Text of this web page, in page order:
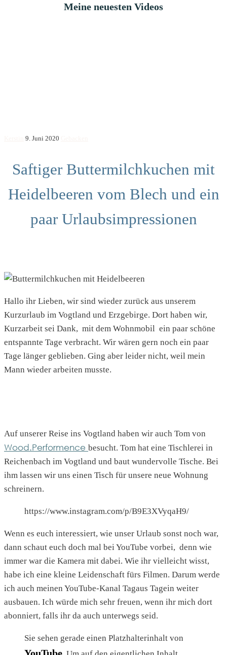
Meine neuesten Videos
9. Juni 2020
Saftiger Buttermilchkuchen mit
Heidelbeeren vom Blech und ein
paar Urlaubsimpressionen
Hallo ihr Lieben, wir sind wieder zurück aus unserem
Kurzurlaub im Vogtland und Erzgebirge. Dort haben wir,
Kurzarbeit sei Dank, mit dem Wohnmobil ein paar schöne
entspannte Tage verbracht. Wir wären gern noch ein paar
Tage länger geblieben. Ging aber leider nicht, weil mein
Mann wieder arbeiten musste.
Auf unserer Reise ins Vogtland haben wir auch Tom von
Wood.Performence besucht. Tom hat eine Tischlerei in
Reichenbach im Vogtland und baut wundervolle Tische. Bei
ihm lassen wir uns einen Tisch für unsere neue Wohnung
schreinern.
https://www.instagram.com/p/B9E3XVyqaH9/
Wenn es euch interessiert, wie unser Urlaub sonst noch war,
dann schaut euch doch mal bei YouTube vorbei, denn wie
immer war die Kamera mit dabei. Wie ihr vielleicht wisst,
habe ich eine kleine Leidenschaft fürs Filmen. Darum werde
ich auch meinen YouTube-Kanal Tagaus Tagein weiter
ausbauen. Ich würde mich sehr freuen, wenn ihr mich dort
abonniert, falls ihr da auch unterwegs seid.
Sie sehen gerade einen Platzhalterinhalt von